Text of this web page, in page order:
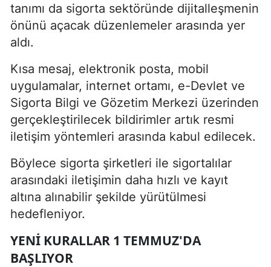
tanımı da sigorta sektöründe dijitalleşmenin
önünü açacak düzenlemeler arasında yer
aldı.
Kısa mesaj, elektronik posta, mobil
uygulamalar, internet ortamı, e-Devlet ve
Sigorta Bilgi ve Gözetim Merkezi üzerinden
gerçekleştirilecek bildirimler artık resmi
iletişim yöntemleri arasında kabul edilecek.
Böylece sigorta şirketleri ile sigortalılar
arasındaki iletişimin daha hızlı ve kayıt
altına alınabilir şekilde yürütülmesi
hedefleniyor.
YENI KURALLAR 1 TEMMUZ'DA
BAŞLIYOR